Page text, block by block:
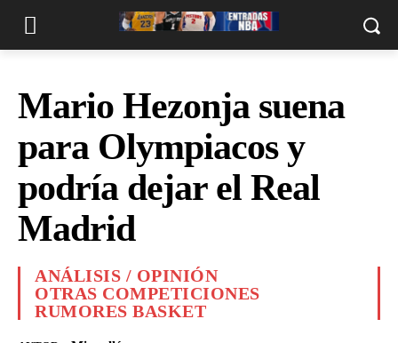
Mario Hezonja suena
para Olympiacos y
podría dejar el Real
Madrid
ANÁLISIS / OPINIÓN
OTRAS COMPETICIONES
RUMORES BASKET